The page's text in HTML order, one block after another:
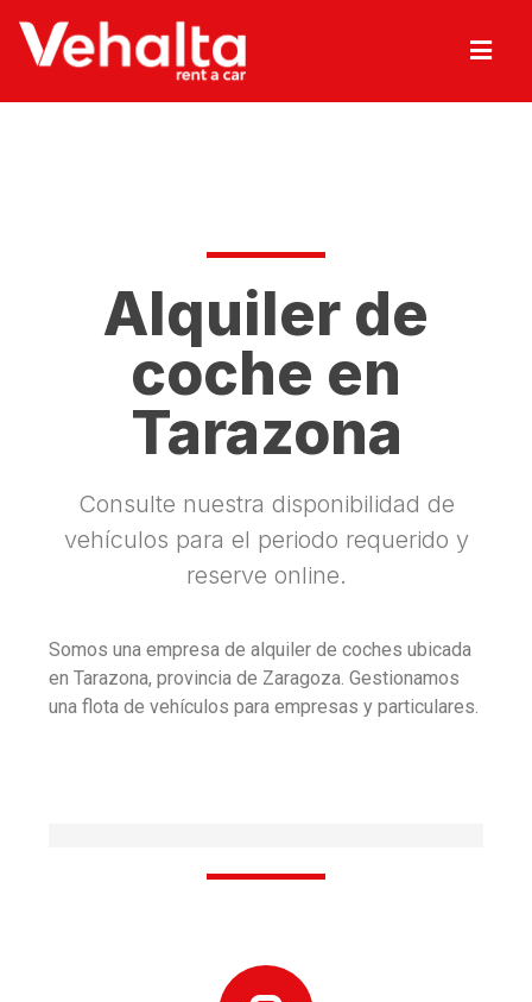
Alquiler de
coche en
Tarazona
Consulte nuestra disponibilidad de
vehículos para el periodo requerido y
reserve online.
Somos una empresa de alquiler de coches ubicada
en Tarazona, provincia de Zaragoza. Gestionamos
una flota de vehículos para empresas y particulares.